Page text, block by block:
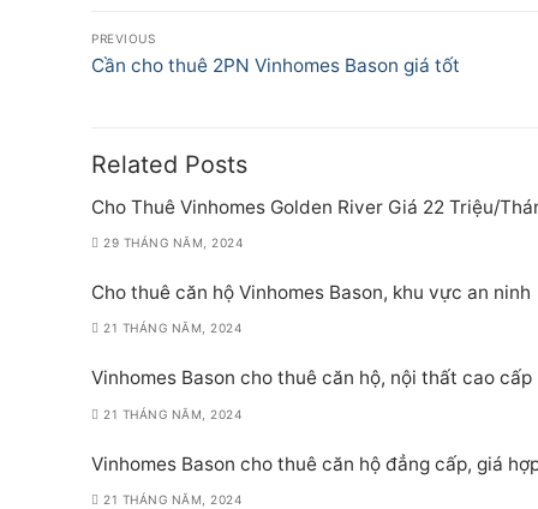
Điều
hướng
viết
PREVIOUS
Previous
Cần cho thuê 2PN Vinhomes Bason giá tốt
Related Posts
Cho Thuê Vinhomes Golden River Giá 22 Triệu/
29 THÁNG NĂM, 2024
Cho thuê căn hộ Vinhomes Bason, khu vực an ninh
21 THÁNG NĂM, 2024
Vinhomes Bason cho thuê căn hộ, nội thất cao cấp
21 THÁNG NĂM, 2024
Vinhomes Bason cho thuê căn hộ đẳng cấp, giá
21 THÁNG NĂM, 2024